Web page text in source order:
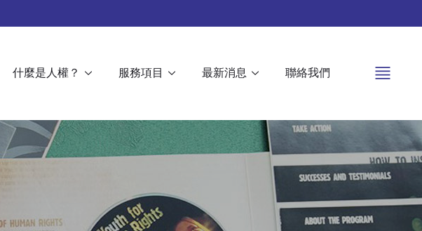
什麼是人權？ 服務項目 最新消息 聯絡我們